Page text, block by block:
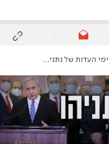
משפט "בשל פגישה מדינית דחופה"